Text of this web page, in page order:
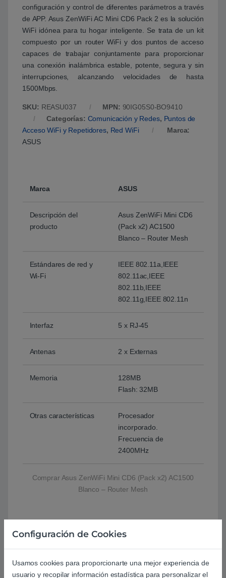
configuración y control de diferentes parámetros a través
de APP. Asus ZenWiFi AC Mini CD6 Pack 2 es la solución
WiFi idónea para tu hogar inteligente. Se trata de un kit
compuesto por un router WiFi y dos puntos de acceso
capaces de trabajar conjuntamente para proporcionar
una conexión inalámbrica estable, potente, segura y sin
interrupciones, alcanzando velocidades de hasta
1500Mbps.
SKU: REASU037 MPN: 90IG05S0-BO9410
Categorías: Comunicación y Redes, Puntos de
Acceso WiFi y Repetidores, Red WiFi
Marca:
ASUS
Marca ASUS
Descripción del
producto
Asus ZenWiFi Mini CD6
(Pack x2) AC1500
Blanco – Router Mesh
Estándares de red y
Wi-Fi
IEEE 802.11a,IEEE
802.11ac,IEEE
802.11b,IEEE
802.11g,IEEE 802.11n
Interfaz 5 x RJ-45
Antenas 2 x Externas
Memoria
128MB
Flash: 32MB
Otras características
Procesador
incorporado.
Frecuencia de
2400MHz
Comprar Asus ZenWiFi Mini CD6 (Pack x2) AC1500
Blanco – Router Mesh
Basado en 0 reseñas
0
Configuración de Cookies
Usamos cookies para proporcionarte una mejor experiencia de
usuario y recopilar información estadística para personalizar el